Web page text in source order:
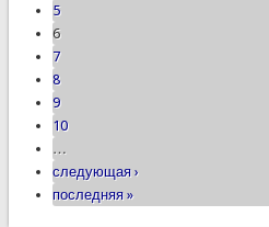
5
6
7
8
9
10
…
следующая ›
последняя »